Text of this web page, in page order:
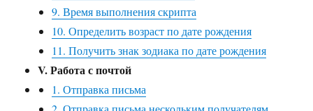
9. Время выполнения скрипта
10. Определить возраст по дате рождения
11. Получить знак зодиака по дате рождения
V. Работа с почтой
1. Отправка письма